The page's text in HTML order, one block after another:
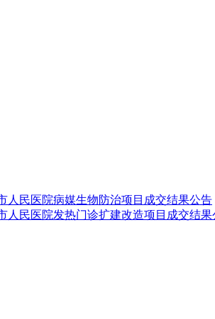
人民医院病媒生物防治项目成交结果公告
人民医院发热门诊扩建改造项目成交结果